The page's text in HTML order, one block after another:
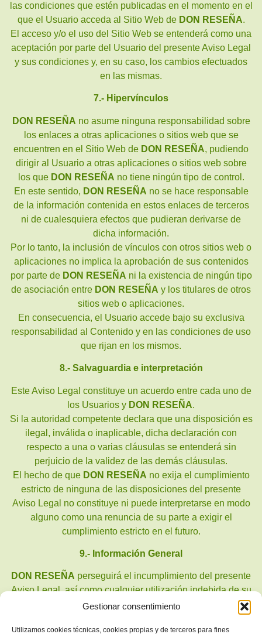
Gestionar consentimiento
Utilizamos cookies técnicas, cookies propias y de terceros para fines
las condiciones que estén publicadas en el momento en el
que el Usuario acceda al Sitio Web de DON RESEÑA.
El acceso y/o el uso del Sitio Web se entenderá como una
aceptación por parte del Usuario del presente Aviso Legal
y sus condiciones y, en su caso, los cambios efectuados
en las mismas.
7.- Hipervínculos
DON RESEÑA no asume ninguna responsabilidad sobre
los enlaces a otras aplicaciones o sitios web que se
encuentren en el Sitio Web de DON RESEÑA, pudiendo
dirigir al Usuario a otras aplicaciones o sitios web sobre
los que DON RESEÑA no tiene ningún tipo de control.
En este sentido, DON RESEÑA no se hace responsable
de la información contenida en estos enlaces de terceros
ni de cualesquiera efectos que pudieran derivarse de
dicha información.
Por lo tanto, la inclusión de vínculos con otros sitios web o
aplicaciones no implica la aprobación de sus contenidos
por parte de DON RESEÑA ni la existencia de ningún tipo
de asociación entre DON RESEÑA y los titulares de otros
sitios web o aplicaciones.
En consecuencia, el Usuario accede bajo su exclusiva
responsabilidad al Contenido y en las condiciones de uso
que rijan en los mismos.
8.- Salvaguardia e interpretación
Este Aviso Legal constituye un acuerdo entre cada uno de
los Usuarios y DON RESEÑA.
Si la autoridad competente declara que una disposición es
ilegal, inválida o inaplicable, dicha declaración con
respecto a una o varias cláusulas se entenderá sin
perjuicio de la validez de las demás cláusulas.
El hecho de que DON RESEÑA no exija el cumplimiento
estricto de ninguna de las disposiciones del presente
Aviso Legal no constituye ni puede interpretarse en modo
alguno como una renuncia de su parte a exigir el
cumplimiento estricto en el futuro.
9.- Información General
DON RESEÑA perseguirá el incumplimiento del presente
Aviso Legal, así como cualquier utilización indebida de su
portal, ejerciendo todas las acciones civiles y penales que